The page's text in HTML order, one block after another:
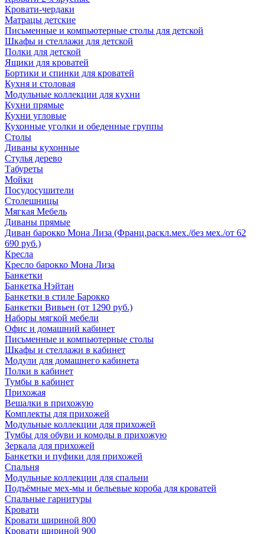
Кровати-чердаки
Матрацы детские
Письменные и компьютерные столы для детской
Шкафы и стеллажи для детской
Полки для детской
Ящики для кроватей
Бортики и спинки для кроватей
Кухня и столовая
Модульные коллекции для кухни
Кухни прямые
Кухни угловые
Кухонные уголки и обеденные группы
Столы
Диваны кухонные
Стулья дерево
Табуреты
Мойки
Посудосушители
Столешницы
Мягкая Мебель
Диваны прямые
Диван барокко Мона Лиза (Франц.раскл.мех./без мех./от 62
690 руб.)
Кресла
Кресло барокко Мона Лиза
Банкетки
Банкетка Нэйтан
Банкетки в стиле Барокко
Банкетки Вивьен (от 1290 руб.)
Наборы мягкой мебели
Офис и домашний кабинет
Письменные и компьютерные столы
Шкафы и стеллажи в кабинет
Модули для домашнего кабинета
Полки в кабинет
Тумбы в кабинет
Прихожая
Вешалки в прихожую
Комплекты для прихожей
Модульные коллекции для прихожей
Тумбы для обуви и комоды в прихожую
Зеркала для прихожей
Банкетки и пуфики для прихожей
Спальня
Модульные коллекции для спальни
Подъёмные мех-мы и бельевые короба для кроватей
Спальные гарнитуры
Кровати
Кровати шириной 800
Кровати шириной 900